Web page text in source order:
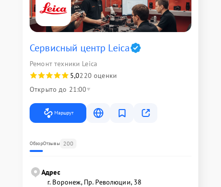
Сервисный центр Leica
Ремонт техники Leica
5,0220 оценки
Открыто до 21:00
Маршрут
ОбзорОтзывы 200
Адрес
г. Воронеж, Пр. Революции, 38